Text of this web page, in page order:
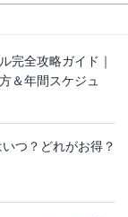
完全攻略ガイド｜
＆年間スケジュ
つ？どれがお得？